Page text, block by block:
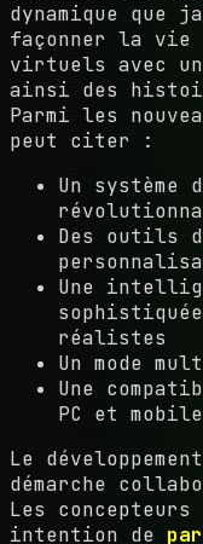
dynamique que
façonner la vie
virtuels avec
ainsi des
Parmi les
peut citer :
Un système
Des outils
Une
réalistes
Un mode
Une
PC et mobile
Le
démarche
Les
intention de